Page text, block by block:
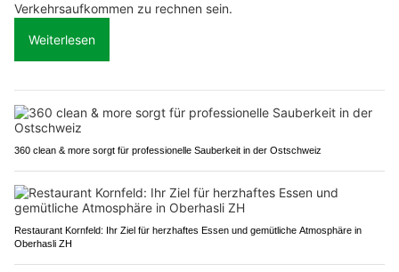
Verkehrsaufkommen zu rechnen sein.
Weiterlesen
360 clean & more sorgt für professionelle Sauberkeit in der Ostschweiz
Restaurant Kornfeld: Ihr Ziel für herzhaftes Essen und gemütliche Atmosphäre in
Oberhasli ZH